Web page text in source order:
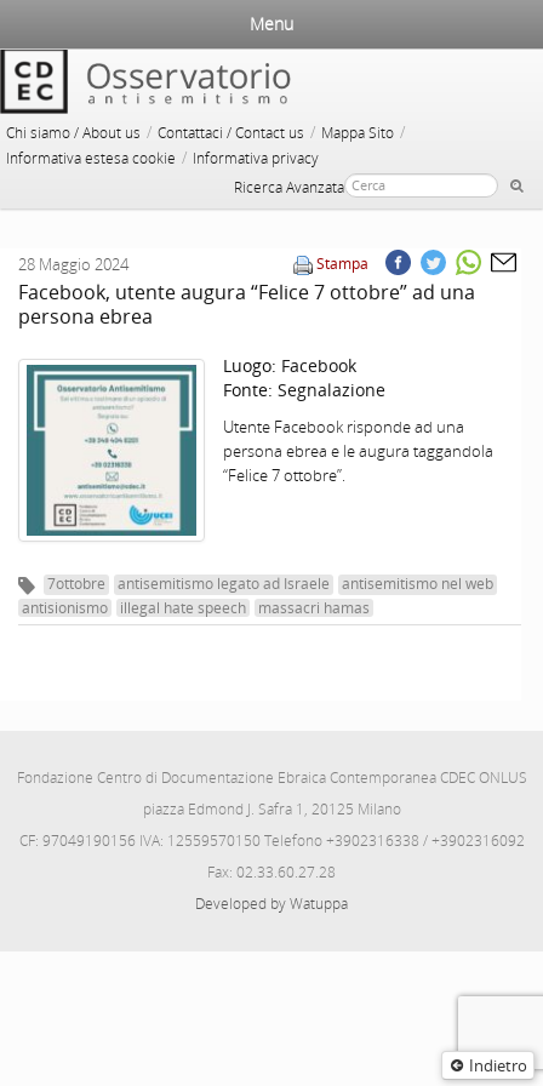
Chi siamo / About us / Contattaci / Contact us / Mappa Sito /
Informativa estesa cookie / Informativa privacy
Ricerca Avanzata
Menu
Indietro
Stampa
28 Maggio 2024
Facebook, utente augura “Felice 7 ottobre” ad una
persona ebrea
Luogo: Facebook
Fonte: Segnalazione
Utente Facebook risponde ad una
persona ebrea e le augura taggandola
“Felice 7 ottobre”.
7ottobre antisemitismo legato ad Israele
antisemitismo nel web
antisionismo
illegal hate speech massacri hamas
Fondazione Centro di Documentazione Ebraica Contemporanea CDEC ONLUS
piazza Edmond J. Safra 1, 20125 Milano
CF: 97049190156 IVA: 12559570150 Telefono +3902316338 / +3902316092
Fax: 02.33.60.27.28
Developed by Watuppa